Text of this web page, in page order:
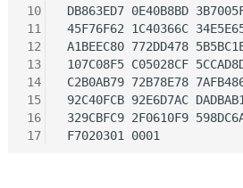
10
11
12
13
14
15
16
17
DB863ED7 0E40B8BD
45F76F62 1C40366C
A1BEEC80 772DD478
107C08F5 C05028CF
C2B0AB79 72B78E78
92C40FCB 92E6D7AC
329CBFC9 2F0610F9